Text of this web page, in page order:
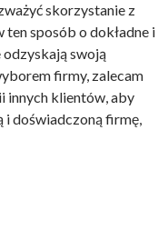
skorzystanie z
ten sposób o dokładne i
odzyskają swoją
firmy, zalecam
innych klientów, aby
i doświadczoną firmę,